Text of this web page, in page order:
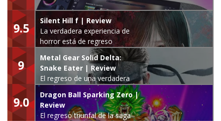
9.5
Silent Hill f | Review
La verdadera experiencia de
horror está de regreso
9
Metal Gear Solid Delta:
Snake Eater | Review
El regreso de una verdadera
leyenda
9.0
Dragon Ball Sparking Zero |
Review
El regreso triunfal de la saga